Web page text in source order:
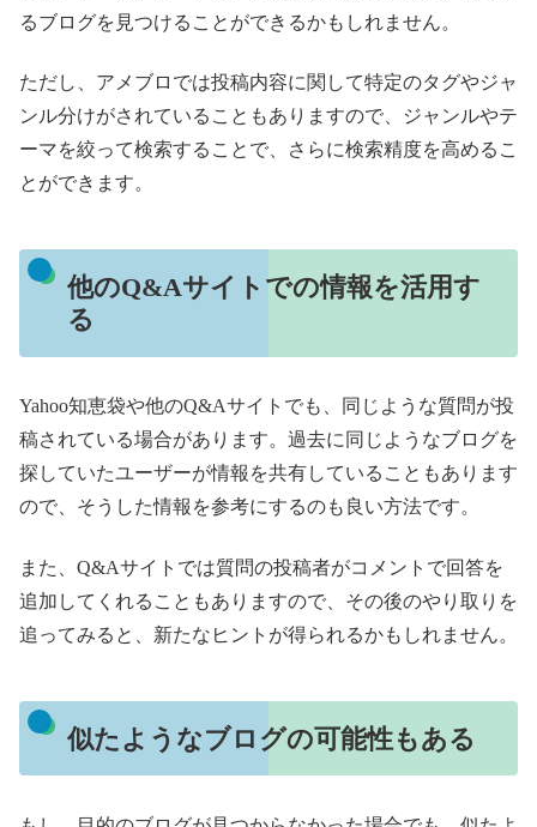
るブログを見つけることができるかもしれません。
ただし、アメブロでは投稿内容に関して特定のタグやジャ
ンル分けがされていることもありますので、ジャンルやテ
ーマを絞って検索することで、さらに検索精度を高めるこ
とができます。
他のQ&Aサイトでの情報を活用す
る
Yahoo知恵袋や他のQ&Aサイトでも、同じような質問が投
稿されている場合があります。過去に同じようなブログを
探していたユーザーが情報を共有していることもあります
ので、そうした情報を参考にするのも良い方法です。
また、Q&Aサイトでは質問の投稿者がコメントで回答を
追加してくれることもありますので、その後のやり取りを
追ってみると、新たなヒントが得られるかもしれません。
似たようなブログの可能性もある